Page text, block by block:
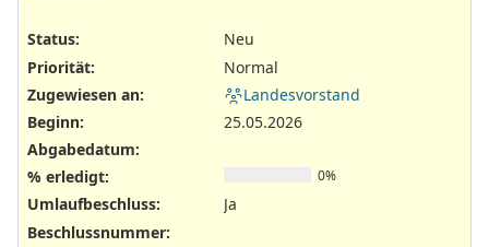
Status:
Neu
Priorität:
Normal
Zugewiesen an:
Landesvorstand
Beginn:
25.05.2026
Abgabedatum:
% erledigt:
0%
Umlaufbeschluss:
Ja
Beschlussnummer: